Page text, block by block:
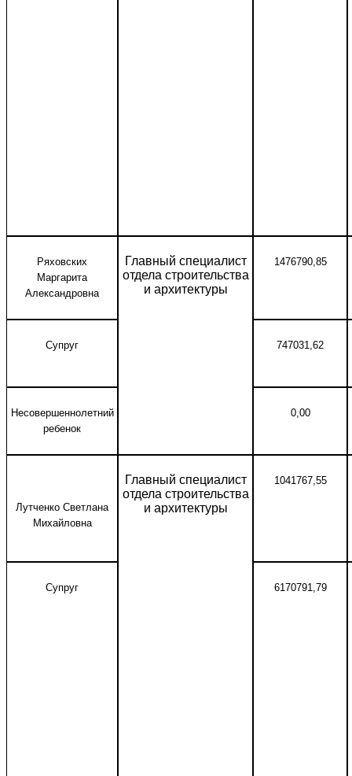
Ряховских
Маргарита
Александровна
Главный специалист
отдела строительства
и архитектуры
1476790,85
Супруг 747031,62
Несовершеннолетний
ребенок
0,00
Лутченко Светлана
Михайловна
Главный специалист
отдела строительства
и архитектуры
1041767,55
Супруг 6170791,79